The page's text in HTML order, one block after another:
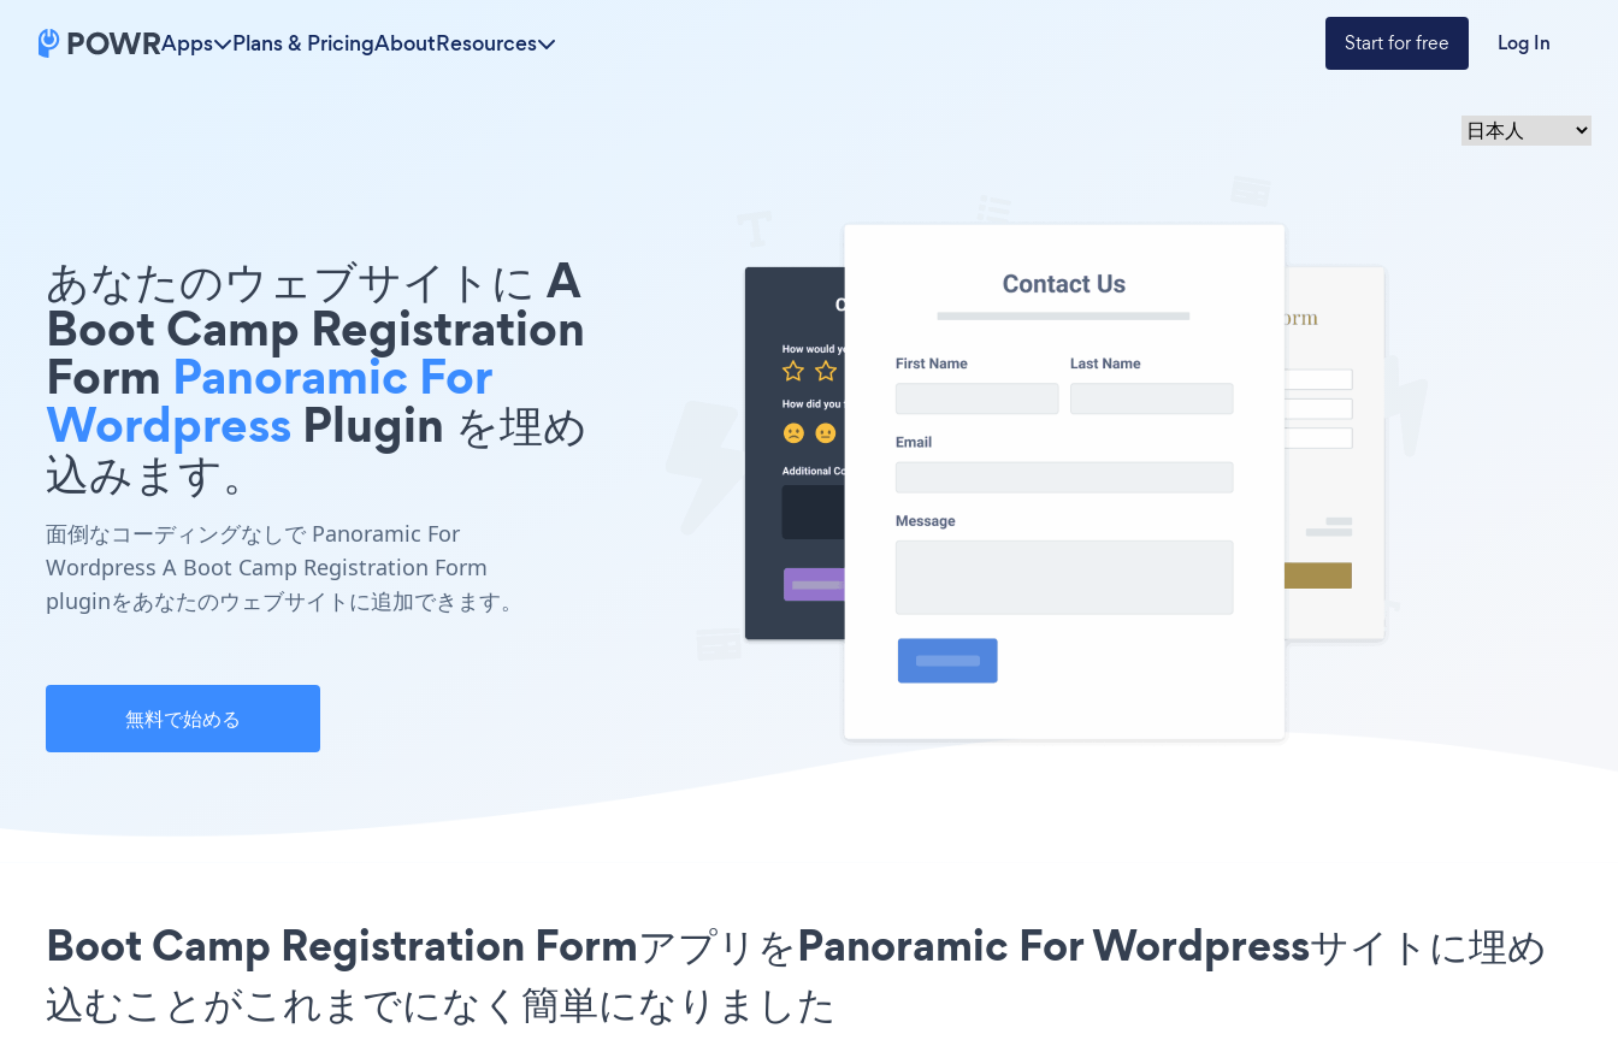
Apps Plans & PricingAboutResources Start for free Log In
あなたのウェブサイトに A
Boot Camp Registration
Form Panoramic For
Wordpress Plugin を埋め
込みます。
面倒なコーディングなしで Panoramic For
Wordpress A Boot Camp Registration Form
pluginをあなたのウェブサイトに追加できます。
無料で始める
Boot Camp Registration FormアプリをPanoramic For Wordpressサイトに埋め
込むことがこれまでになく簡単になりました